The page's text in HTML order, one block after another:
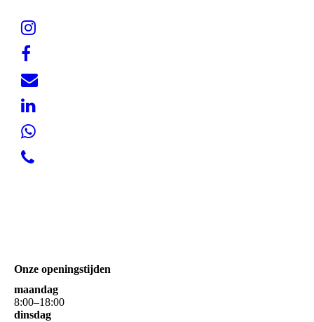
Onze openingstijden
maandag
8:00–18:00
dinsdag